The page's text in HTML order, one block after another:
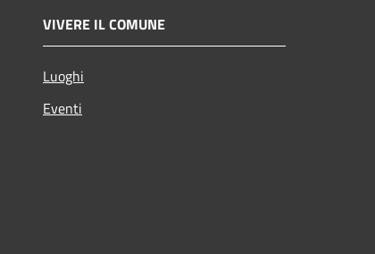
VIVERE IL COMUNE
Luoghi
Eventi